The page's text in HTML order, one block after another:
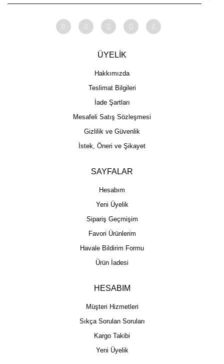
ÜYELİK
Hakkımızda
Teslimat Bilgileri
İade Şartları
Mesafeli Satış Sözleşmesi
Gizlilik ve Güvenlik
İstek, Öneri ve Şikayet
SAYFALAR
Hesabım
Yeni Üyelik
Sipariş Geçmişim
Favori Ürünlerim
Havale Bildirim Formu
Ürün İadesi
HESABIM
Müşteri Hizmetleri
Sıkça Sorulan Soruları
Kargo Takibi
Yeni Üyelik